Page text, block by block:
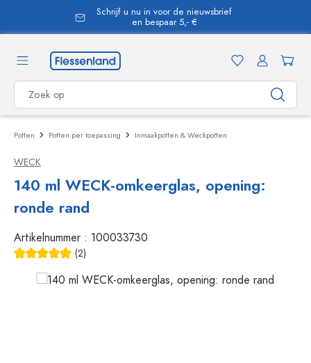
Schrijf u nu in voor de nieuwsbrief
en bespaar 5,- €
Potten Potten per toepassing Inmaakpotten & Weckpotten
WECK
140 ml WECK-omkeerglas, opening:
ronde rand
Artikelnummer : 100033730
(2)